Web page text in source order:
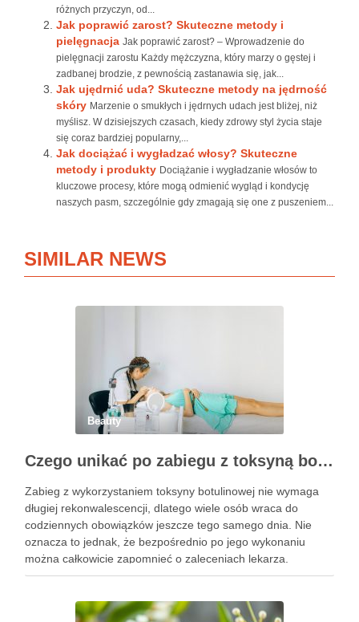
różnych przyczyn, od...
Jak poprawić zarost? Skuteczne metody i
pielęgnacja Jak poprawić zarost? – Wprowadzenie do
pielęgnacji zarostu Każdy mężczyzna, który marzy o gęstej i
zadbanej brodzie, z pewnością zastanawia się, jak...
Jak ujędrnić uda? Skuteczne metody na jędrność
skóry Marzenie o smukłych i jędrnych udach jest bliżej, niż
myślisz. W dzisiejszych czasach, kiedy zdrowy styl życia staje
się coraz bardziej popularny,...
Jak dociążać i wygładzać włosy? Skuteczne
metody i produkty Dociążanie i wygładzanie włosów to
kluczowe procesy, które mogą odmienić wygląd i kondycję
naszych pasm, szczególnie gdy zmagają się one z puszeniem...
SIMILAR NEWS
Beauty
Czego unikać po zabiegu z toksyną botulinową?
Zabieg z wykorzystaniem toksyny botulinowej nie wymaga
długiej rekonwalescencji, dlatego wiele osób wraca do
codziennych obowiązków jeszcze tego samego dnia. Nie
oznacza to jednak, że bezpośrednio po jego wykonaniu
można całkowicie zapomnieć o zaleceniach lekarza.
Pierwsze godziny i dni po zabiegu mają znaczenie dla